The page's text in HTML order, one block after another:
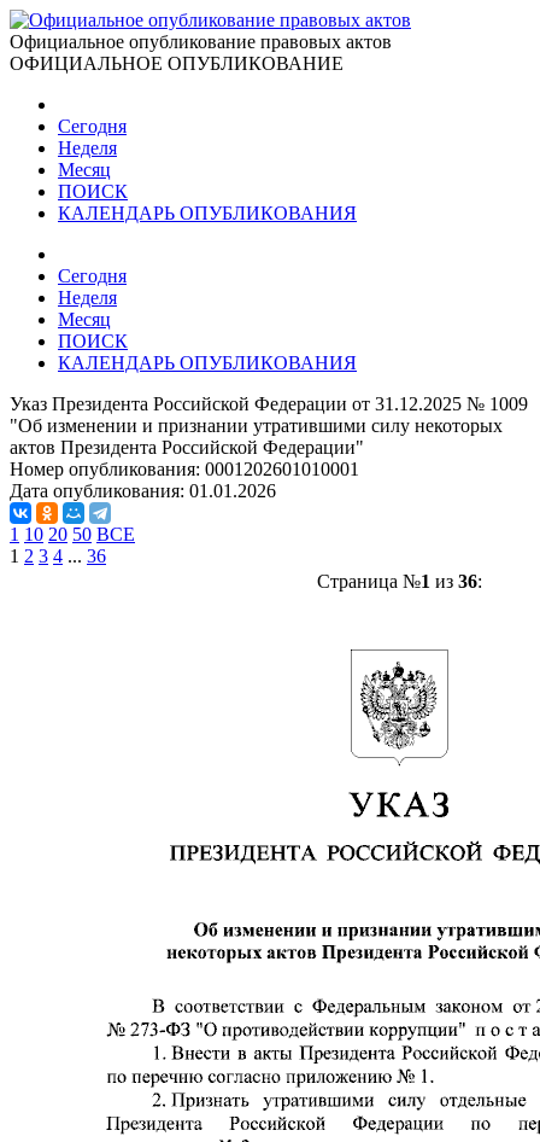
Официальное опубликование правовых актов
ОФИЦИАЛЬНОЕ ОПУБЛИКОВАНИЕ
Сегодня
Неделя
Месяц
ПОИСК
КАЛЕНДАРЬ ОПУБЛИКОВАНИЯ
Сегодня
Неделя
Месяц
ПОИСК
КАЛЕНДАРЬ ОПУБЛИКОВАНИЯ
Указ Президента Российской Федерации от 31.12.2025 № 1009
"Об изменении и признании утратившими силу некоторых
актов Президента Российской Федерации"
Номер опубликования: 0001202601010001
Дата опубликования: 01.01.2026
1 10 20 50 ВСЕ
1 2 3 4 ... 36
Страница №1 из 36: